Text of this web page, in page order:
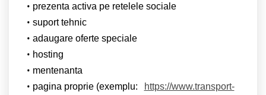
prezenta activa pe retelele sociale
suport tehnic
adaugare oferte speciale
hosting
mentenanta
pagina proprie (exemplu:
https://www.transport-